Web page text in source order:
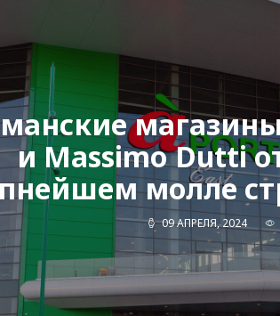
магазины
и Massimo Dutti
молле
09 АПРЕЛЯ, 2024